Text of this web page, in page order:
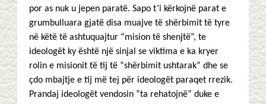
por as nuk u jepen paratë. Sapo t’i kërkojnë parat e
grumbulluara gjatë disa muajve të shërbimit të tyre
në këtë të ashtuquajtur “mision të shenjtë”, te
ideologët ky është një sinjal se viktima e ka kryer
rolin e misionit të tij të “shërbimit ushtarak” dhe se
çdo mbajtje e tij më tej për ideologët paraqet rrezik.
Prandaj ideologët vendosin “ta rehatojnë” duke e